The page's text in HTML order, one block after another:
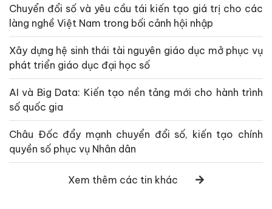
Chuyển đổi số và yêu cầu tái kiến tạo giá trị cho các
làng nghề Việt Nam trong bối cảnh hội nhập
Xây dựng hệ sinh thái tài nguyên giáo dục mở phục vụ
phát triển giáo dục đại học số
AI và Big Data: Kiến tạo nền tảng mới cho hành trình
số quốc gia
Châu Đốc đẩy mạnh chuyển đổi số, kiến tạo chính
quyền số phục vụ Nhân dân
Xem thêm các tin khác